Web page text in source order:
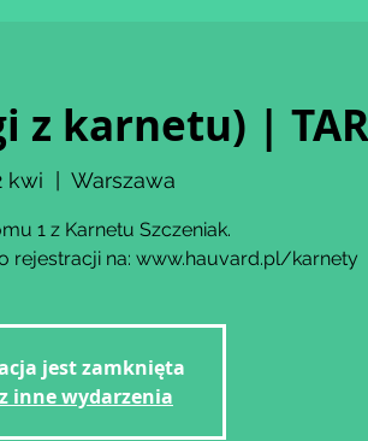
z karnetu) |
kwi Warszawa
1 z Karnetu Szczeniak.
rejestracji na: www.hauvard.pl/karnety
jest zamknięta
inne wydarzenia